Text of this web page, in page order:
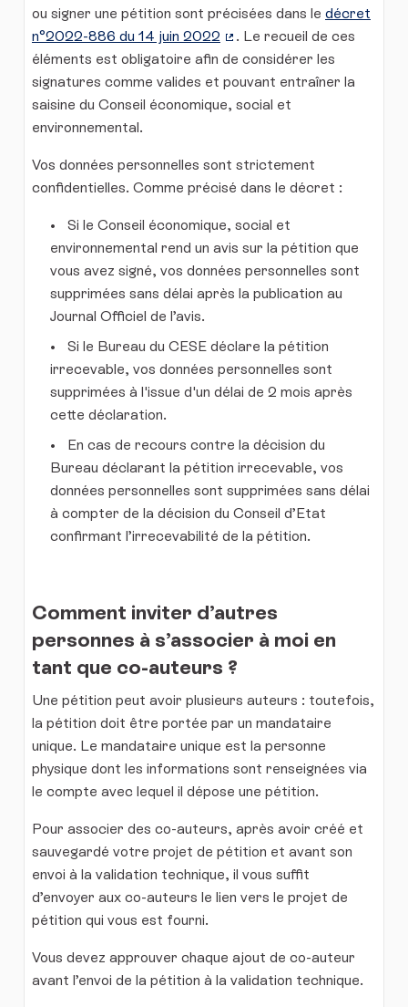
ou signer une pétition sont précisées dans le décret
n°2022-886 du 14 juin 2022
(Lien externe)
. Le recueil de ces
éléments est obligatoire afin de considérer les
signatures comme valides et pouvant entraîner la
saisine du Conseil économique, social et
environnemental.
Vos données personnelles sont strictement
confidentielles. Comme précisé dans le décret :
Si le Conseil économique, social et
environnemental rend un avis sur la pétition que
vous avez signé, vos données personnelles sont
supprimées sans délai après la publication au
Journal Officiel de l’avis.
Si le Bureau du CESE déclare la pétition
irrecevable, vos données personnelles sont
supprimées à l'issue d'un délai de 2 mois après
cette déclaration.
En cas de recours contre la décision du
Bureau déclarant la pétition irrecevable, vos
données personnelles sont supprimées sans délai
à compter de la décision du Conseil d’Etat
confirmant l’irrecevabilité de la pétition.
Comment inviter d’autres
personnes à s’associer à moi en
tant que co-auteurs ?
Une pétition peut avoir plusieurs auteurs : toutefois,
la pétition doit être portée par un mandataire
unique. Le mandataire unique est la personne
physique dont les informations sont renseignées via
le compte avec lequel il dépose une pétition.
Pour associer des co-auteurs, après avoir créé et
sauvegardé votre projet de pétition et avant son
envoi à la validation technique, il vous suffit
d’envoyer aux co-auteurs le lien vers le projet de
pétition qui vous est fourni.
Vous devez approuver chaque ajout de co-auteur
avant l’envoi de la pétition à la validation technique.